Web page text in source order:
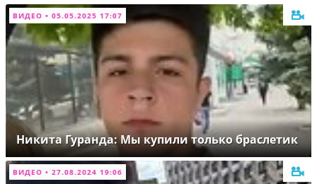
ВИДЕО • 05.05.2025 17:07
Никита Гуранда: Мы купили только браслетик
ВИДЕО • 27.08.2024 19:06